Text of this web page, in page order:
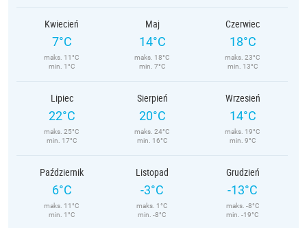
Kwiecień
7°C
maks. 11°C
min. 1°C
Maj
14°C
maks. 18°C
min. 7°C
Czerwiec
18°C
maks. 23°C
min. 13°C
Lipiec
22°C
maks. 25°C
min. 17°C
Sierpień
20°C
maks. 24°C
min. 16°C
Wrzesień
14°C
maks. 19°C
min. 9°C
Październik
6°C
maks. 11°C
min. 1°C
Listopad
-3°C
maks. 1°C
min. -8°C
Grudzień
-13°C
maks. -8°C
min. -19°C